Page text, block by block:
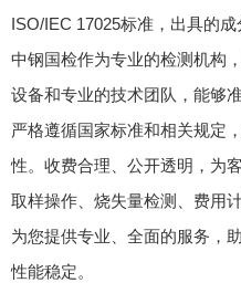
ISO/IEC 17025标准，出具的成
中钢国检作为专业的检测机构
设备和专业的技术团队，能够
严格遵循国家标准和相关规定
性。收费合理、公开透明，为
取样操作、烧失量检测、费用
为您提供专业、全面的服务，
性能稳定。